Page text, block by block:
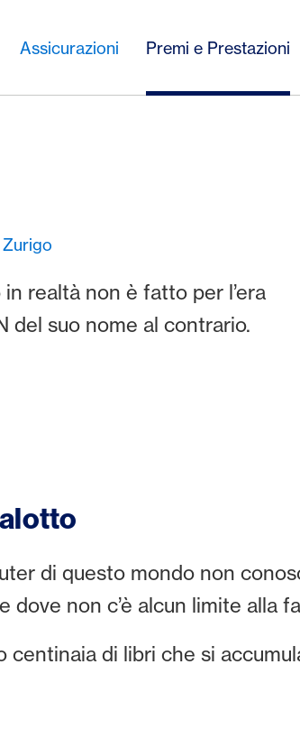
Assicurazioni Premi e Prestazioni
in realtà non è fatto per l’era
del suo nome al contrario.
di questo mondo non
non c’è alcun limite alla
centinaia di libri che si